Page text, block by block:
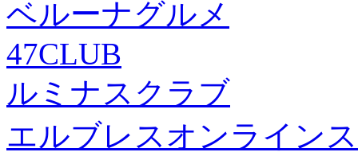
ベルーナグルメ
47CLUB
ルミナスクラブ
エルブレスオンライン